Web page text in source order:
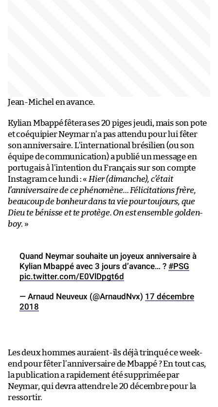
Jean-Michel en avance.
Kylian Mbappé fêtera ses 20 piges jeudi, mais son pote
et coéquipier Neymar n’a pas attendu pour lui fêter
son anniversaire. L’international brésilien (ou son
équipe de communication) a publié un message en
portugais à l’intention du Français sur son compte
Instagram ce lundi : « Hier (dimanche), c’était
l’anniversaire de ce phénomène… Félicitations frère,
beaucoup de bonheur dans ta vie pour toujours, que
Dieu te bénisse et te protège. On est ensemble golden-
boy. »
Quand Neymar souhaite un joyeux anniversaire à
Kylian Mbappé avec 3 jours d’avance… ? #PSG
pic.twitter.com/E0VlDpgt6d
— Arnaud Neuveux (@ArnaudNvx) 17 décembre
2018
Les deux hommes auraient-ils déjà trinqué ce week-
end pour fêter l’anniversaire de Mbappé ? En tout cas,
la publication a rapidement été supprimée par
Neymar, qui devra attendre le 20 décembre pour la
ressortir.